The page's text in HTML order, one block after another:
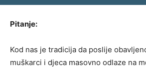
Pitanje:
Kod nas je tradicija da poslije
muškarci i djeca masovno odlaze na